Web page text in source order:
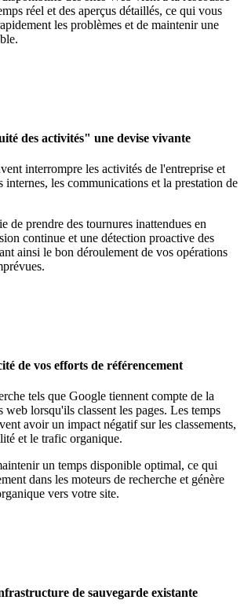
réel et des aperçus détaillés, ce qui vous
les problèmes et de maintenir une
des activités" une devise vivante
interrompre les activités de l'entreprise et
internes, les communications et la prestation de
de prendre des tournures inattendues en
continue et une détection proactive des
ainsi le bon déroulement de vos opérations
de vos efforts de référencement
tels que Google tiennent compte de la
web lorsqu'ils classent les pages. Les temps
avoir un impact négatif sur les classements,
et le trafic organique.
un temps disponible optimal, ce qui
dans les moteurs de recherche et génère
vers votre site.
de sauvegarde existante